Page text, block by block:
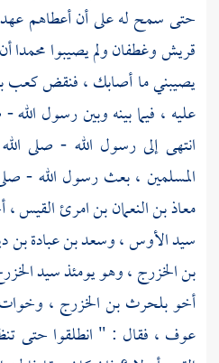
حتى سمح له على أن أعطاهم
قريشوغطفانولم يصيبوامحمدا
يصيبني ما أصابك ، فنقضكعب
عليه ، فيما بينه وبين رسول
انتهى إلى رسول الله - صلى
المسلمين ، بعث رسول الله -
معاذ بن النعمان بن امرئ القيس
سيدالأوس ،وسعد بن عبادة
بن الخزرج ، وهو يومئذ سيد
أخو بلحرث بن الخزرج ،
عوف ، فقال : " انطلقوا حتى